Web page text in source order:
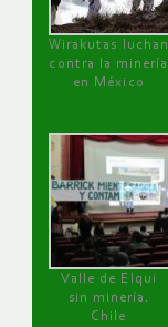
Wirakutas luchan
contra la minería
en México
Valle de Elqui
sin minería.
Chile